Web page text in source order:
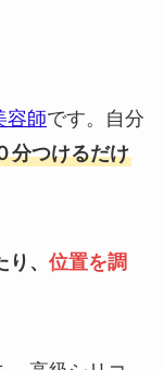
容師です。自分
分つけるだけ
、 位置を調